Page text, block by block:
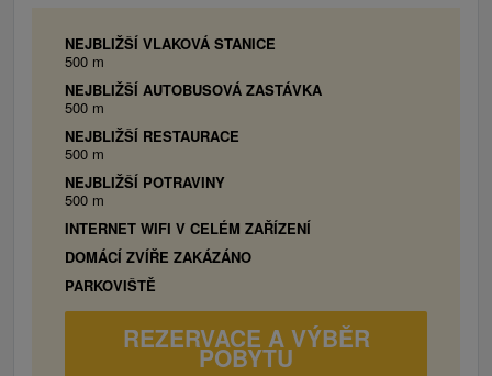
NEJBLIŽŠÍ VLAKOVÁ STANICE
500 m
NEJBLIŽŠÍ AUTOBUSOVÁ ZASTÁVKA
500 m
NEJBLIŽŠÍ RESTAURACE
500 m
NEJBLIŽŠÍ POTRAVINY
500 m
INTERNET WIFI V CELÉM ZAŘÍZENÍ
DOMÁCÍ ZVÍŘE ZAKÁZÁNO
PARKOVIŠTĚ
REZERVACE A VÝBĚR
POBYTU